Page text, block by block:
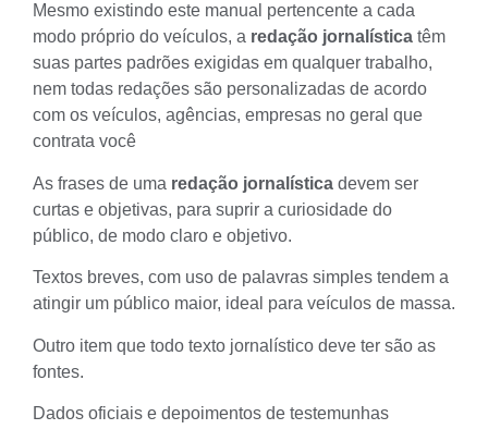
Mesmo existindo este manual pertencente a cada
modo próprio do veículos, a redação jornalística têm
suas partes padrões exigidas em qualquer trabalho,
nem todas redações são personalizadas de acordo
com os veículos, agências, empresas no geral que
contrata você
As frases de uma redação jornalística devem ser
curtas e objetivas, para suprir a curiosidade do
público, de modo claro e objetivo.
Textos breves, com uso de palavras simples tendem a
atingir um público maior, ideal para veículos de massa.
Outro item que todo texto jornalístico deve ter são as
fontes.
Dados oficiais e depoimentos de testemunhas